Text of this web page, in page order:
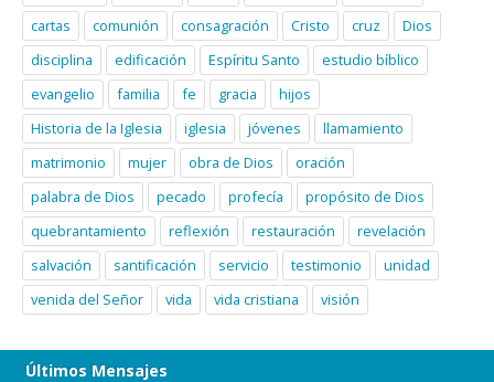
cartas
comunión consagración Cristo cruz
Dios
disciplina
edificación Espíritu Santo
estudio bíblico
evangelio
familia fe gracia
hijos
Historia de la Iglesia
iglesia jóvenes
llamamiento
matrimonio
mujer obra de Dios
oración
palabra de Dios
pecado profecía
propósito de Dios
quebrantamiento
reflexión restauración
revelación
salvación
santificación servicio testimonio
unidad
venida del Señor
vida vida cristiana visión
Últimos Mensajes